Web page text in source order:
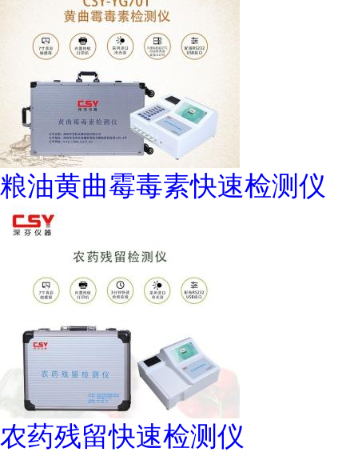
粮油黄曲霉毒素快速检测仪
农药残留快速检测仪